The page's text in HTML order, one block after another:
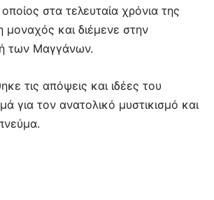
στα τελευταία χρόνια της
και διέμενε στην
των Μαγγάνων.
τις απόψεις και ιδέες του
για τον ανατολικό μυστικισμό και